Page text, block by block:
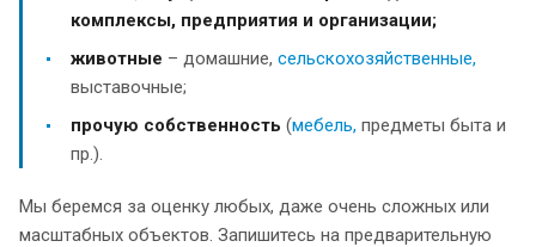
комплексы, предприятия и организации;
животные – домашние, сельскохозяйственные,
выставочные;
прочую собственность (мебель, предметы быта и
пр.).
Мы беремся за оценку любых, даже очень сложных или
масштабных объектов. Запишитесь на предварительную